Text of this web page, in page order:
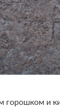
горошком и